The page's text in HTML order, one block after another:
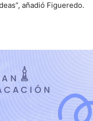
añadió Figueredo.